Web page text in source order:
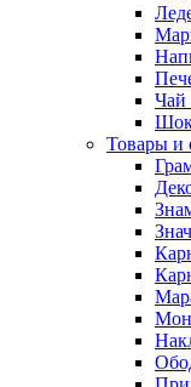
Чай
Товары и